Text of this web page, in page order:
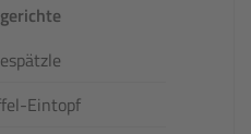
Eintopf